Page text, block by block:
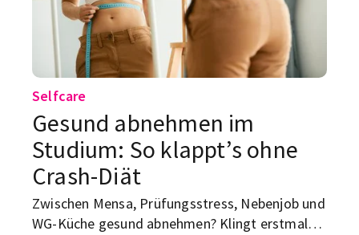
Selfcare
Gesund abnehmen im
Studium: So klappt’s ohne
Crash-Diät
Zwischen Mensa, Prüfungsstress, Nebenjob und
WG-Küche gesund abnehmen? Klingt erstmal